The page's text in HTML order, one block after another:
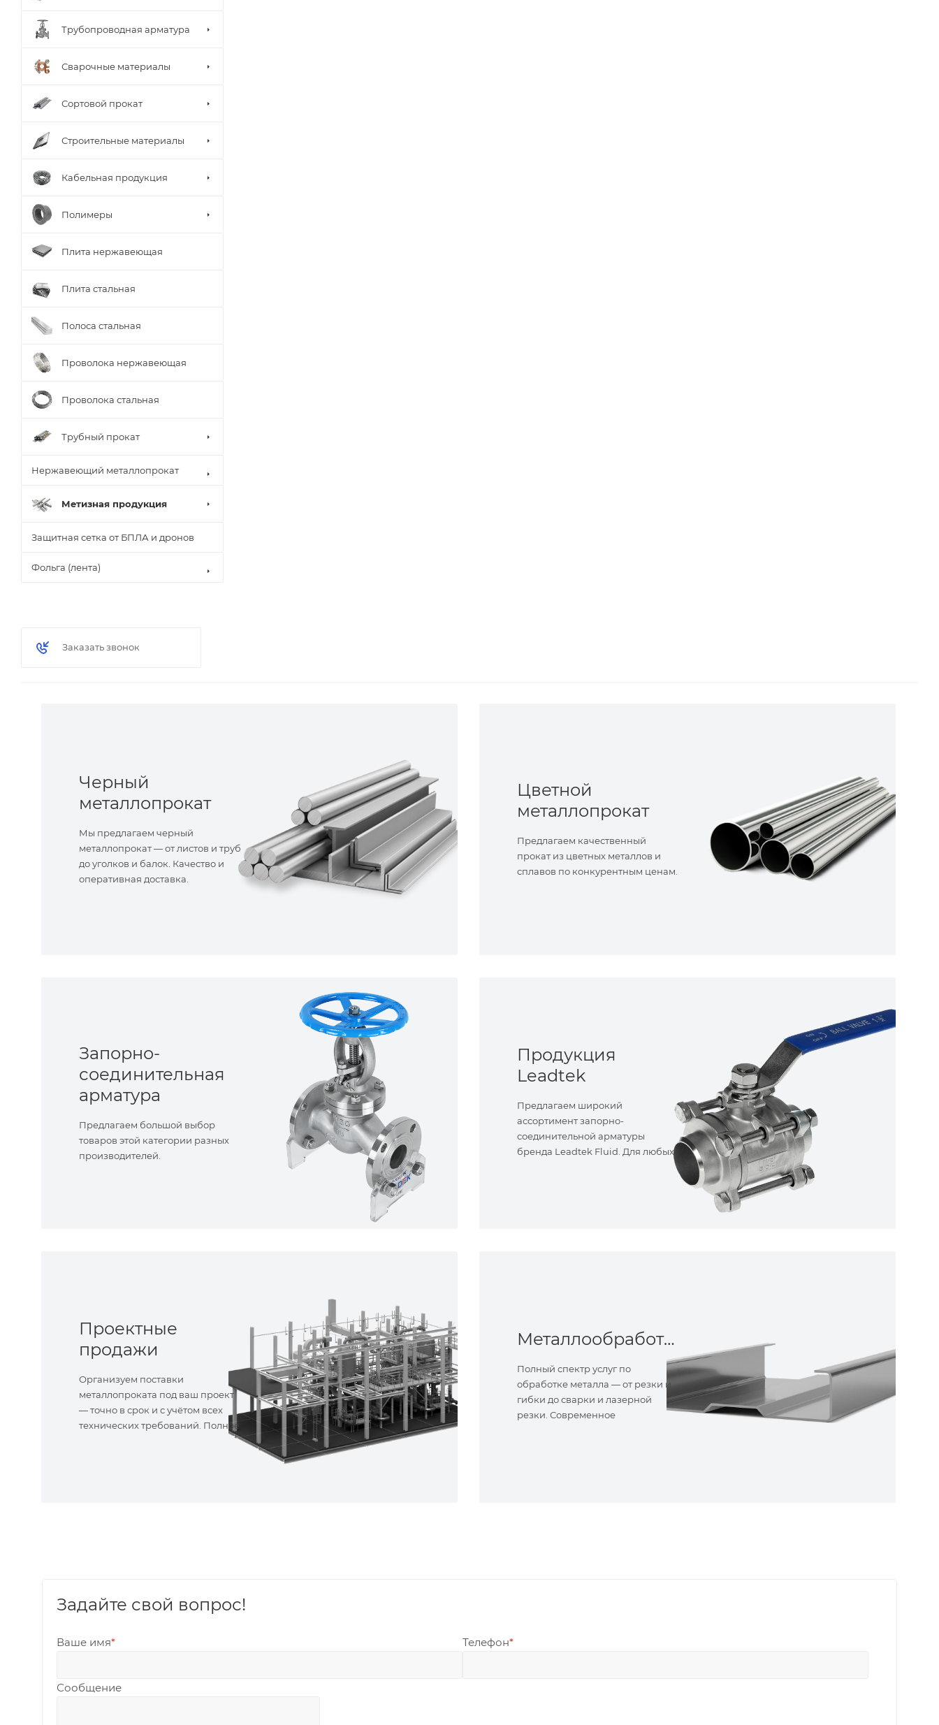
Трубопроводная арматура
Сварочные материалы
Сортовой прокат
Строительные материалы
Кабельная продукция
Полимеры
Плита нержавеющая
Плита стальная
Полоса стальная
Проволока нержавеющая
Проволока стальная
Трубный прокат
Нержавеющий металлопрокат
Метизная продукция
Защитная сетка от БПЛА и дронов
Фольга (лента)
Заказать звонок
Черный
металлопрокат
Мы предлагаем черный
металлопрокат — от листов и труб
до уголков и балок. Качество и
оперативная доставка.
Цветной
металлопрокат
Предлагаем качественный
прокат из цветных металлов и
сплавов по конкурентным ценам.
Запорно-
соединительная
арматура
Предлагаем большой выбор
товаров этой категории разных
производителей.
Продукция
Leadtek
Предлагаем широкий
ассортимент запорно-
соединительной арматуры
бренда Leadtek Fluid. Для любых
Проектные
продажи
Организуем поставки
металлопроката под ваш проект
— точно в срок и с учётом всех
технических требований. Полное
Металлообработка
Полный спектр услуг по
обработке металла — от резки и
гибки до сварки и лазерной
резки. Современное
Задайте свой вопрос!
Ваше имя* Телефон*
Сообщение